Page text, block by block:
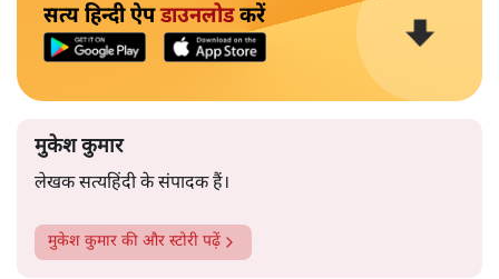
सत्य हिन्दी ऐपडाउनलोडकरें
मुकेश कुमार
लेखक सत्यहिंदी के संपादक हैं।
मुकेश कुमार की और स्टोरी पढ़ें